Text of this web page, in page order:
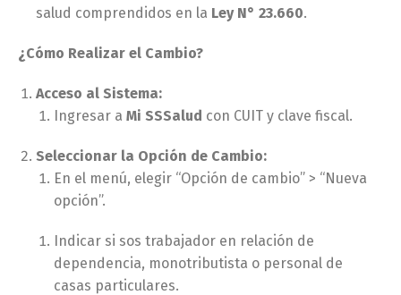
salud comprendidos en la Ley N° 23.660.
¿Cómo Realizar el Cambio?
Acceso al Sistema:
Ingresar a Mi SSSalud con CUIT y clave fiscal.
Seleccionar la Opción de Cambio:
En el menú, elegir “Opción de cambio” > “Nueva
opción”.
Indicar si sos trabajador en relación de
dependencia, monotributista o personal de
casas particulares.